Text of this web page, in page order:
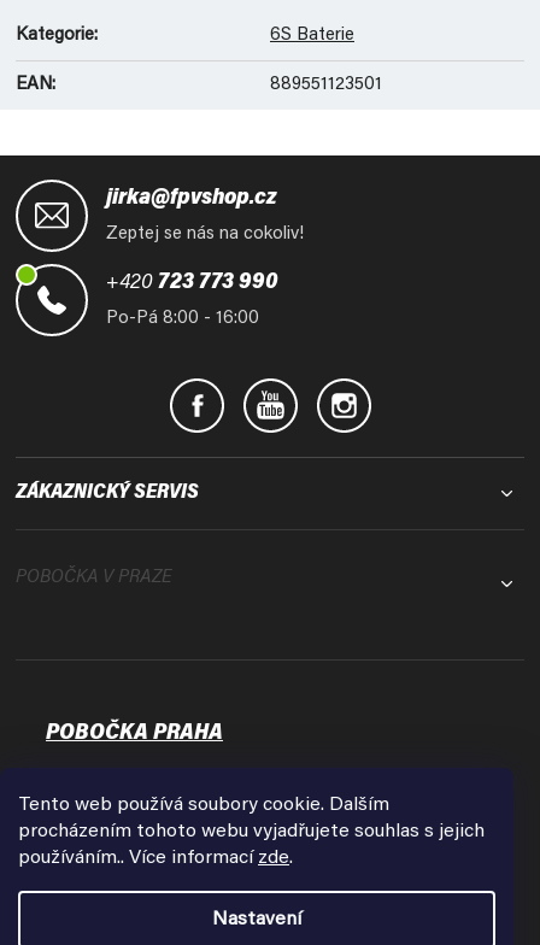
Tento web používá soubory cookie. Dalším
procházením tohoto webu vyjadřujete souhlas s jejich
používáním.. Více informací zde.
Nastavení
Kategorie: 6S Baterie
EAN: 889551123501
jirka@fpvshop.cz
Zeptej se nás na cokoliv!
+420 723 773 990
Po-Pá 8:00 - 16:00
ZÁKAZNICKÝ SERVIS
POBOČKA V PRAZE
POBOČKA PRAHA
17000 Praha - Holešovice
Zobrazit na mapě